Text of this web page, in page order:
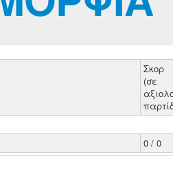
Σκορ
(σε
0 / 0